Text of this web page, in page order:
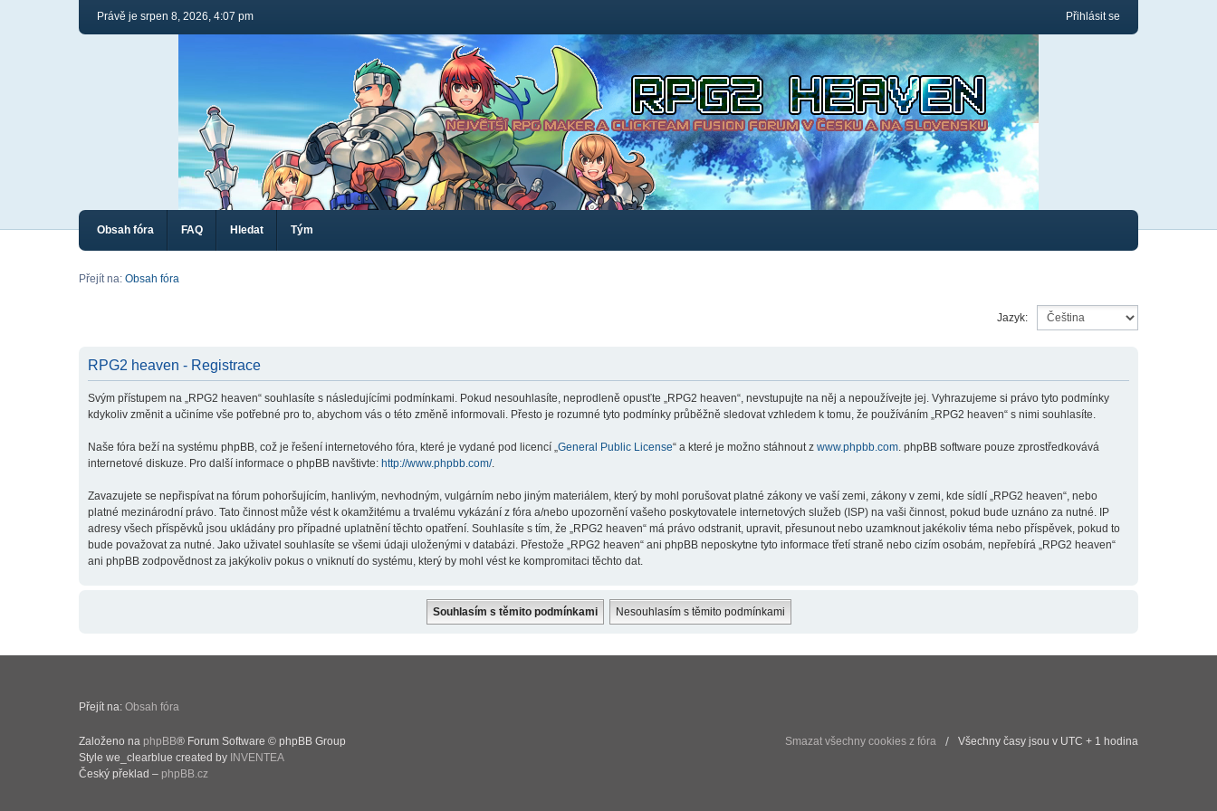
Právě je srpen 8, 2026, 4:07 pm Přihlásit se
Obsah fóra FAQ Hledat Tým
Přejít na: Obsah fóra
Jazyk:
RPG2 heaven - Registrace
Svým přístupem na „RPG2 heaven“ souhlasíte s následujícími podmínkami. Pokud nesouhlasíte, neprodleně opusťte „RPG2 heaven“, nevstupujte na něj a nepoužívejte jej. Vyhrazujeme si právo tyto podmínky
kdykoliv změnit a učiníme vše potřebné pro to, abychom vás o této změně informovali. Přesto je rozumné tyto podmínky průběžně sledovat vzhledem k tomu, že používáním „RPG2 heaven“ s nimi souhlasíte.
Naše fóra beží na systému phpBB, což je řešení internetového fóra, které je vydané pod licencí „General Public License“ a které je možno stáhnout z www.phpbb.com. phpBB software pouze zprostředkovává
internetové diskuze. Pro další informace o phpBB navštivte: http://www.phpbb.com/.
Zavazujete se nepřispívat na fórum pohoršujícím, hanlivým, nevhodným, vulgárním nebo jiným materiálem, který by mohl porušovat platné zákony ve vaší zemi, zákony v zemi, kde sídlí „RPG2 heaven“, nebo
platné mezinárodní právo. Tato činnost může vést k okamžitému a trvalému vykázání z fóra a/nebo upozornění vašeho poskytovatele internetových služeb (ISP) na vaši činnost, pokud bude uznáno za nutné. IP
adresy všech příspěvků jsou ukládány pro případné uplatnění těchto opatření. Souhlasíte s tím, že „RPG2 heaven“ má právo odstranit, upravit, přesunout nebo uzamknout jakékoliv téma nebo příspěvek, pokud to
bude považovat za nutné. Jako uživatel souhlasíte se všemi údaji uloženými v databázi. Přestože „RPG2 heaven“ ani phpBB neposkytne tyto informace třetí straně nebo cizím osobám, nepřebírá „RPG2 heaven“
ani phpBB zodpovědnost za jakýkoliv pokus o vniknutí do systému, který by mohl vést ke kompromitaci těchto dat.
Přejít na: Obsah fóra
Smazat všechny cookies z fóra Všechny časy jsou v UTC + 1 hodina
Založeno na phpBB® Forum Software © phpBB Group
Style we_clearblue created by INVENTEA
Český překlad – phpBB.cz